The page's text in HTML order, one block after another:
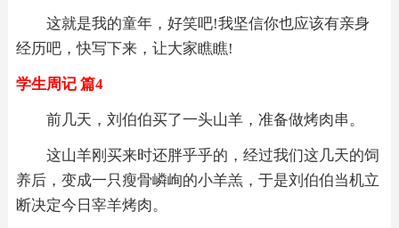
这就是我的童年，好笑吧!我坚信你也应该有亲身
经历吧，快写下来，让大家瞧瞧!
学生周记 篇4
前几天，刘伯伯买了一头山羊，准备做烤肉串。
这山羊刚买来时还胖乎乎的，经过我们这几天的饲
养后，变成一只瘦骨嶙峋的小羊羔，于是刘伯伯当机立
断决定今日宰羊烤肉。